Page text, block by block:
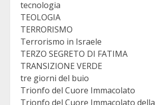
tecnologia
TEOLOGIA
TERRORISMO
Terrorismo in Israele
TERZO SEGRETO DI FATIMA
TRANSIZIONE VERDE
tre giorni del buio
Trionfo del Cuore Immacolato
Trionfo del Cuore Immacolato